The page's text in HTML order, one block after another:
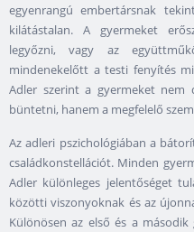
egyenrangú embertársnak
kilátástalan. A gyermeket
legyőzni, vagy az
mindenekelőtt a testi fenyítés
Adler szerint a gyermeket nem
büntetni, hanem a megfelelő
Az adleri pszichológiában a
családkonstellációt. Minden
Adler különleges jelentőséget
közötti viszonyoknak és az
Különösen az első és a